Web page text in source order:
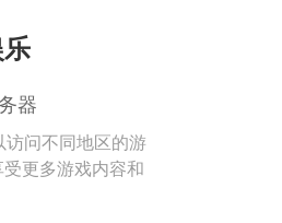
器
问不同地区的游
更多游戏内容和